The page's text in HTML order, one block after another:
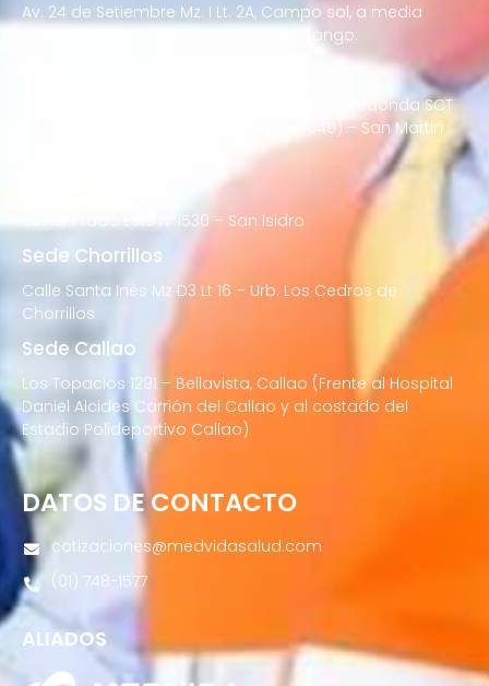
Av. 24 de Setiembre Mz. I Lt. 2A, Campo sol, a media
cuadra del Paradero Cabana, Carapongo.
Av. Francisco Bolognesi Nro. 101 Urb. Mesa Redonda SCT
02 (Esquina con Av. Gerardo Unger 7049) – San Martin
Javier Prado Este N°1530 – San Isidro
Sede Chorrillos
Calle Santa Inés Mz D3 Lt 16 – Urb. Los Cedros de
Chorrillos
Sede Callao
Los Topacios 1291 – Bellavista, Callao (Frente al Hospital
Daniel Alcides Carrión del Callao y al costado del
Estadio Polideportivo Callao)
DATOS DE CONTACTO
cotizaciones@medvidasalud.com
(01) 748-1577
ALIADOS